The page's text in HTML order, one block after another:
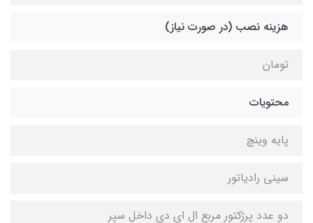
هزینه نصب (در صورت نیاز)
تومان
محتویات
پایه وینچ
سینی رادیاتور
دو عدد پرژکتور مربع ال ای دی داخل سپر